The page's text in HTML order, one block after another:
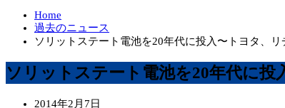
Home
過去のニュース
ソリットステート電池を20年代に投入〜トヨタ、リ
ソリットステート電池を20年代に
2014年2月7日